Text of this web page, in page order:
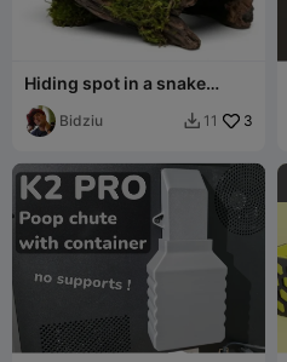
Hiding spot in a snake
terrarium
Bidziu  11 3